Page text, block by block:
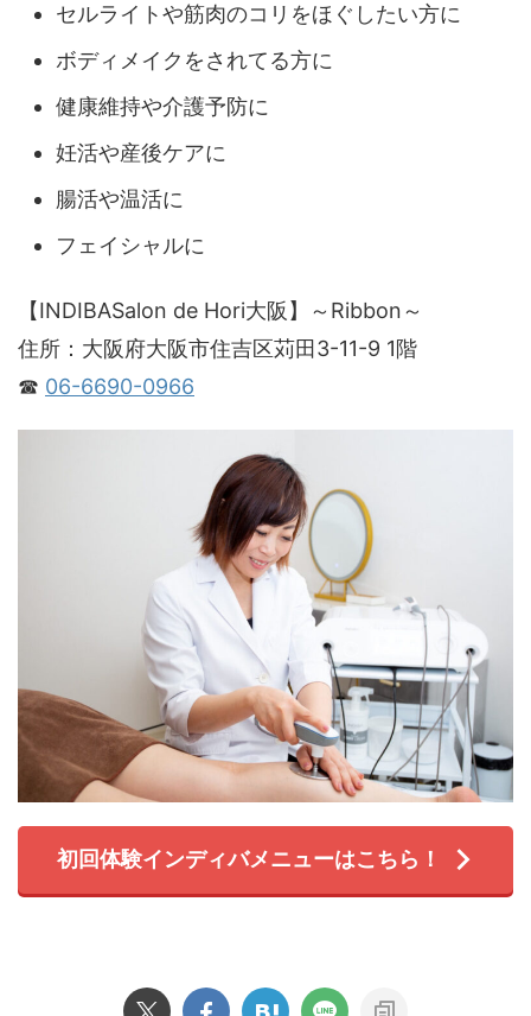
セルライトや筋肉のコリをほぐしたい方に
ボディメイクをされてる方に
健康維持や介護予防に
妊活や産後ケアに
腸活や温活に
フェイシャルに
【INDIBASalon de Hori大阪】～Ribbon～
住所：大阪府大阪市住吉区苅田3-11-9 1階
☎ 06-6690-0966
初回体験インディバメニューはこちら！